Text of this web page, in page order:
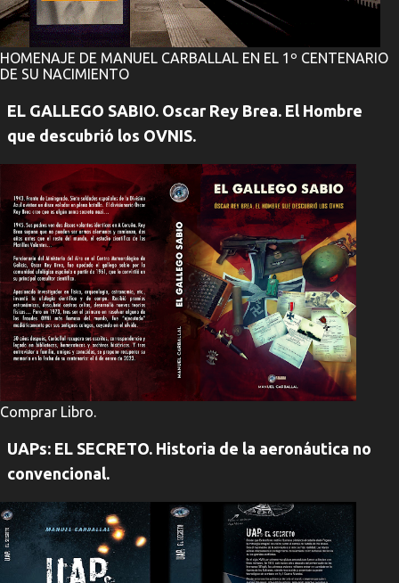
HOMENAJE DE MANUEL CARBALLAL EN EL 1º CENTENARIO
DE SU NACIMIENTO
EL GALLEGO SABIO. Oscar Rey Brea. El Hombre
que descubrió los OVNIS.
Comprar Libro.
UAPs: EL SECRETO. Historia de la aeronáutica no
convencional.